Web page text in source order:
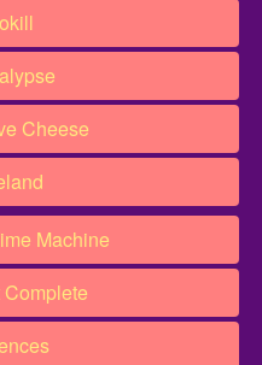
Cheese
Machine